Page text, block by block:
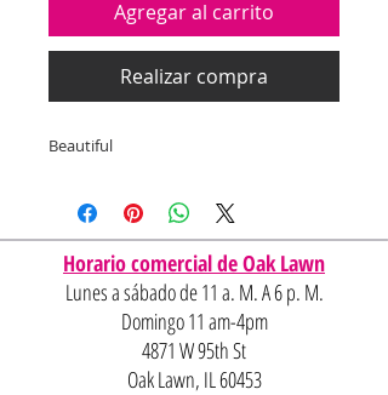
Agregar al carrito
Realizar compra
Beautiful
Horario comercial de Oak Lawn
Lunes a sábado de 11 a. M. A 6 p. M.
Domingo 11 am-4pm
4871 W 95th St
Oak Lawn, IL 60453